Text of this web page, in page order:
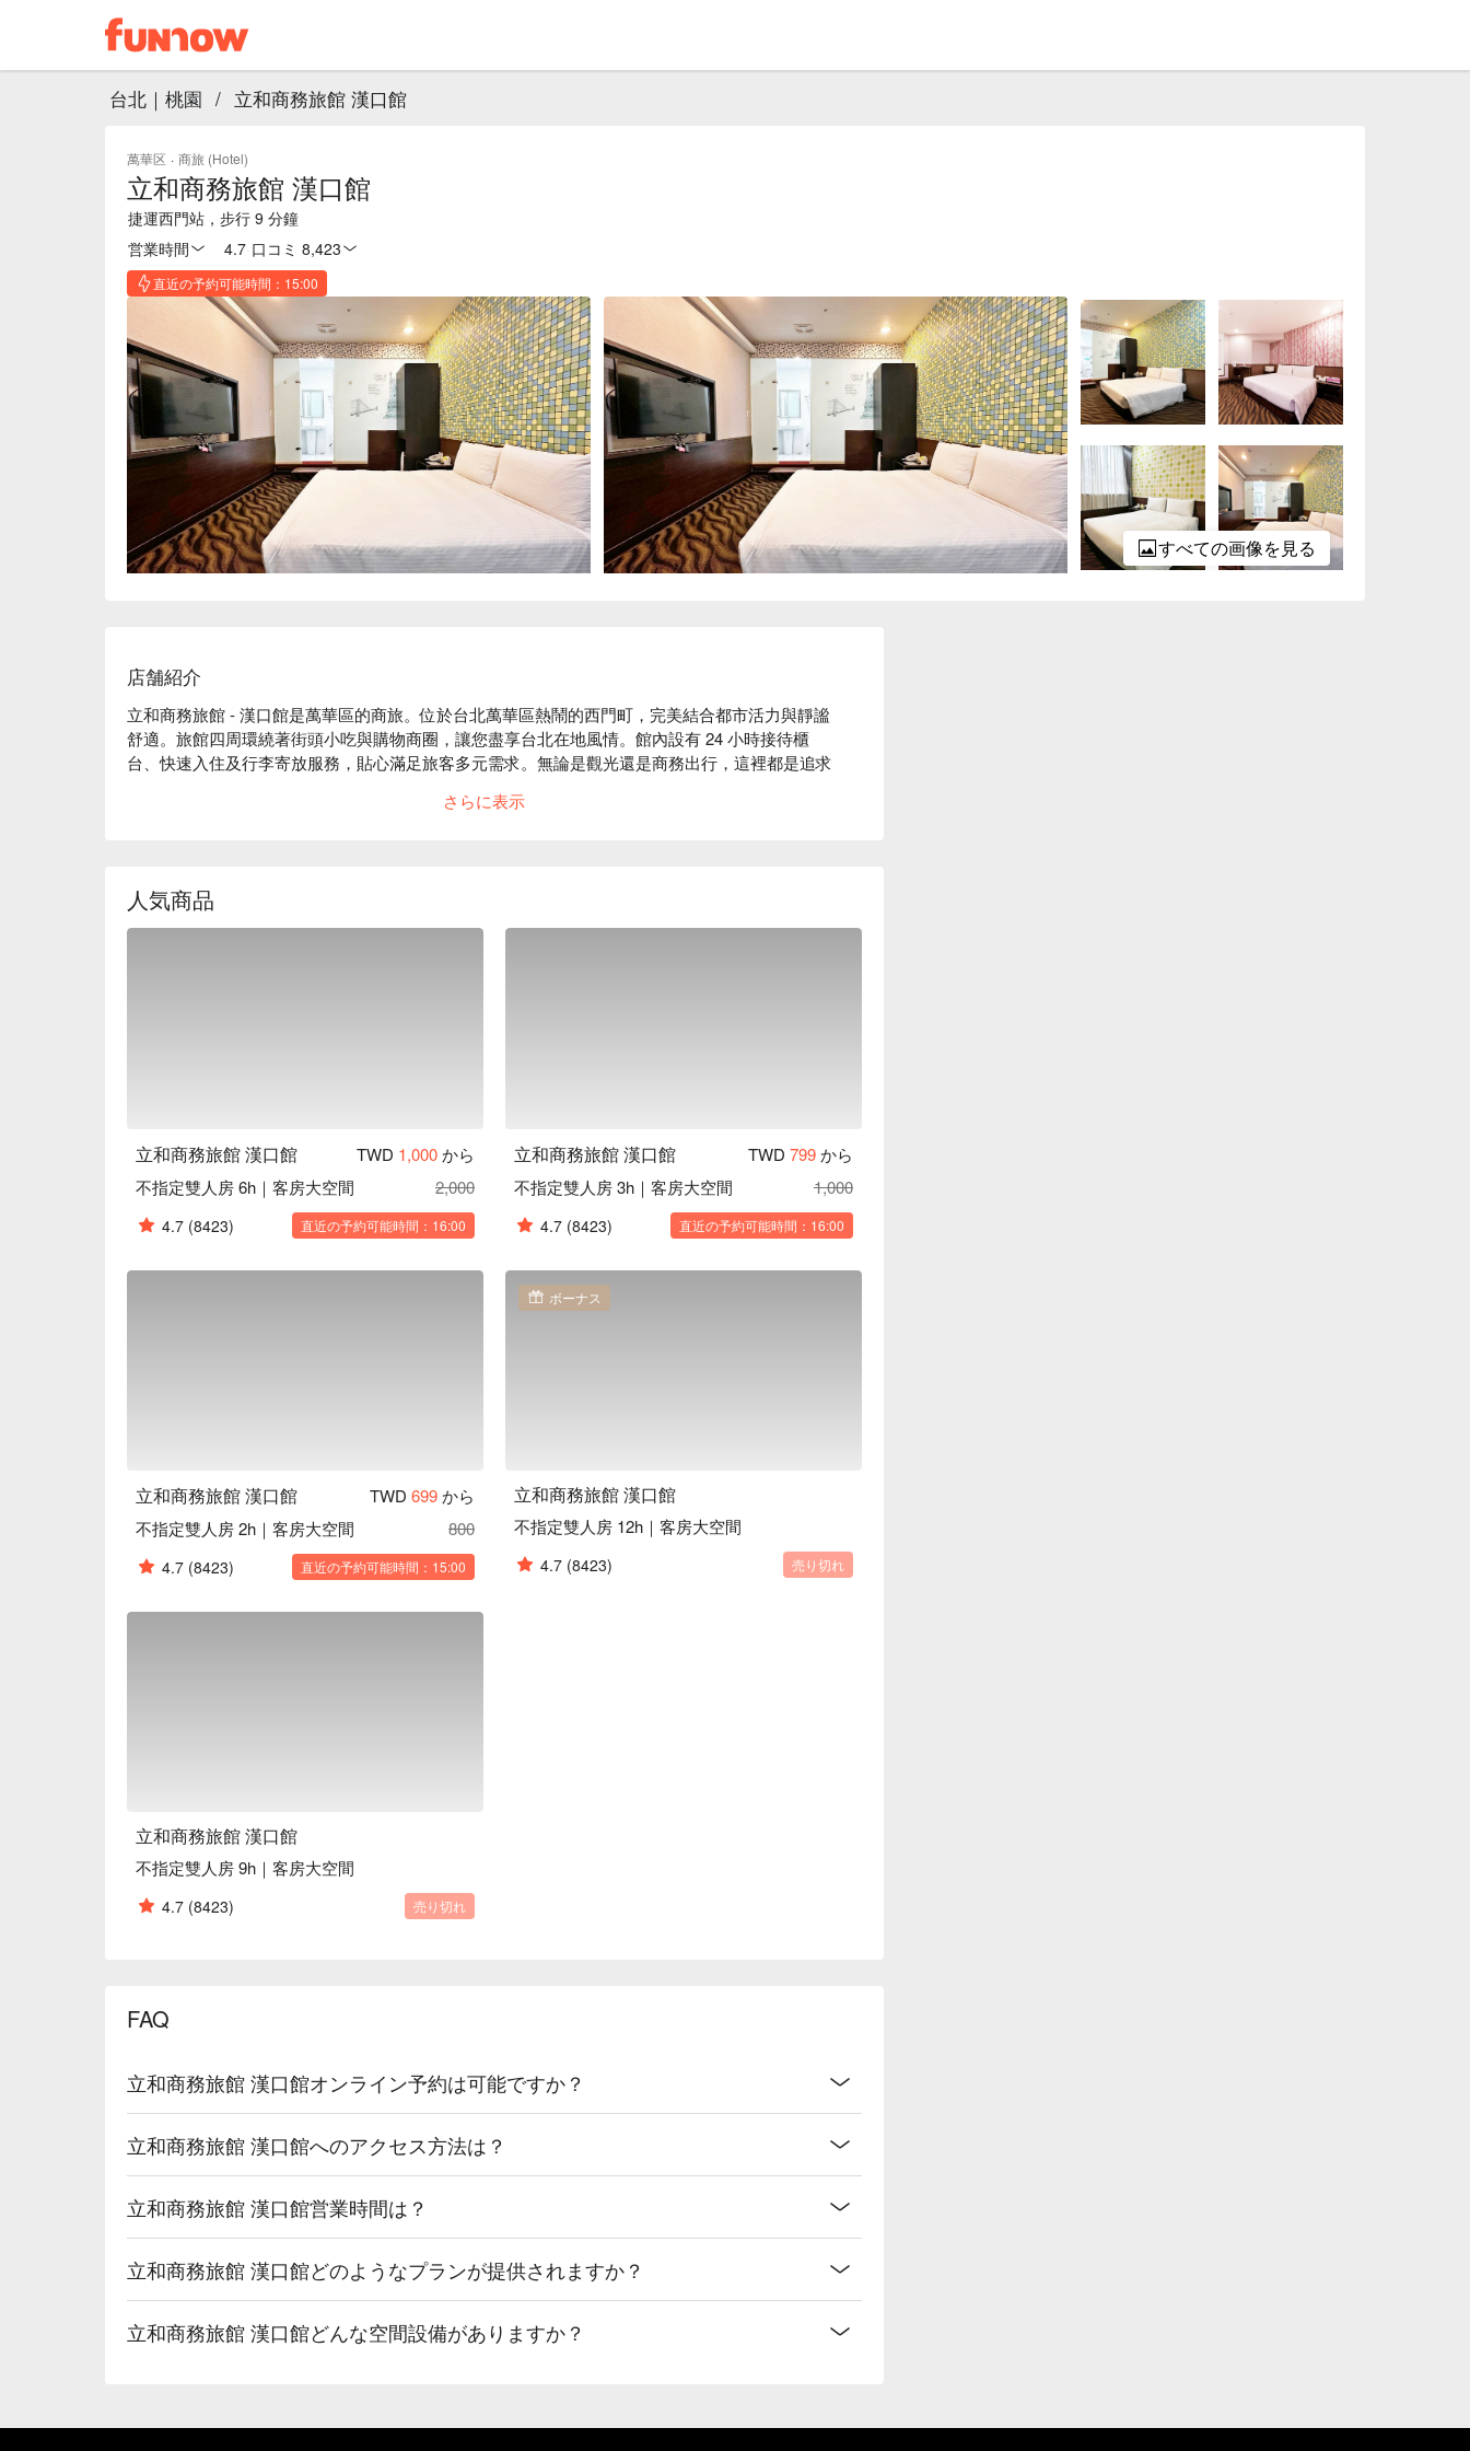
台北｜桃園 / 立和商務旅館 漢口館
萬華区 · 商旅 (Hotel)
立和商務旅館 漢口館
捷運西門站，步行 9 分鐘
営業時間
4.7 口コミ 8,423
直近の予約可能時間：15:00
すべての画像を見る
店舗紹介
立和商務旅館 - 漢口館是萬華區的商旅。位於台北萬華區熱鬧的西門町，完美結合都市活力與靜謐
舒適。旅館四周環繞著街頭小吃與購物商圈，讓您盡享台北在地風情。館內設有 24 小時接待櫃
台、快速入住及行李寄放服務，貼心滿足旅客多元需求。無論是觀光還是商務出行，這裡都是追求
さらに表示
人気商品
立和商務旅館 漢口館 TWD 1,000から
不指定雙人房 6h｜客房大空間
2,000
4.7 (8423) 直近の予約可能時間：16:00
立和商務旅館 漢口館 TWD 799から
不指定雙人房 3h｜客房大空間
1,000
4.7 (8423) 直近の予約可能時間：16:00
立和商務旅館 漢口館 TWD 699から
不指定雙人房 2h｜客房大空間
800
4.7 (8423) 直近の予約可能時間：15:00
ボーナス
立和商務旅館 漢口館
不指定雙人房 12h｜客房大空間
4.7 (8423) 売り切れ
立和商務旅館 漢口館
不指定雙人房 9h｜客房大空間
4.7 (8423) 売り切れ
FAQ
立和商務旅館 漢口館オンライン予約は可能ですか？
立和商務旅館 漢口館へのアクセス方法は？
立和商務旅館 漢口館営業時間は？
立和商務旅館 漢口館どのようなプランが提供されますか？
立和商務旅館 漢口館どんな空間設備がありますか？